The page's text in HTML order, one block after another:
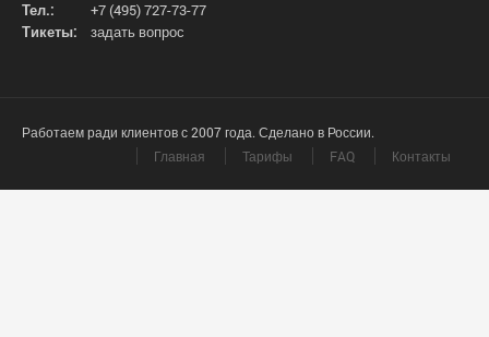
Тел.:
+7 (495) 727-73-77
Тикеты:
задать вопрос
Работаем ради клиентов с 2007 года. Сделано в России.
Главная
Тарифы FAQ Контакты